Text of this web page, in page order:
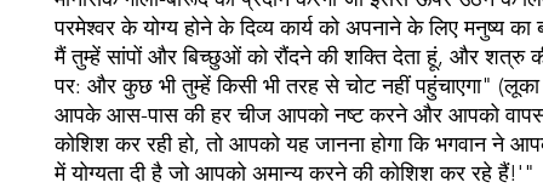
परमेश्वर के योग्य होने के दिव्य कार्य को अपनाने के लिए मनुष्य का
मैं तुम्हें सांपों और बिच्छुओं को रौंदने की शक्ति देता हूं, और शत्रु
पर: और कुछ भी तुम्हें किसी भी तरह से चोट नहीं पहुंचाएगा"
आपके आस-पास की हर चीज आपको नष्ट करने और आपको
कोशिश कर रही हो, तो आपको यह जानना होगा कि भगवान ने
में योग्यता दी है जो आपको अमान्य करने की कोशिश कर रहे हैं!'"